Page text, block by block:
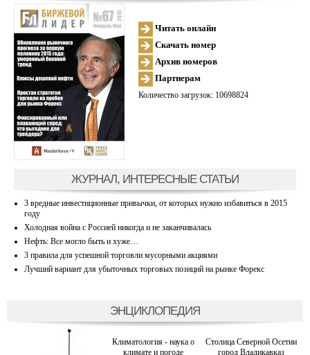
Читать онлайн
Скачать номер
Архив номеров
Партнерам
Количество загрузок: 10698824
ЖУРНАЛ, ИНТЕРЕСНЫЕ СТАТЬИ
3 вредные инвестиционные привычки, от которых нужно избавиться в 2015
году
Холодная война с Россией никогда и не заканчивалась
Нефть: Все могло быть и хуже…
3 правила для успешной торговли мусорными акциями
Лучший вариант для убыточных торговых позиций на рынке Форекс
ЭНЦИКЛОПЕДИЯ
Климатология - наука о
климате и погоде
Столица Северной Осетии
город Владикавказ